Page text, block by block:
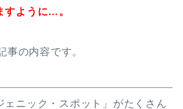
すように…。
事の内容です。
ェニック・スポット」がたくさん